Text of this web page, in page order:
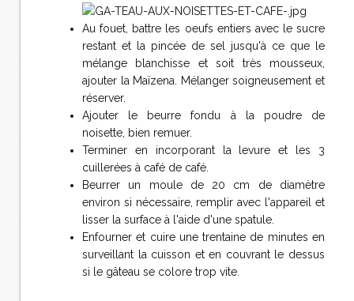
Au fouet, battre les oeufs entiers avec le sucre
restant et la pincée de sel jusqu'à ce que le
mélange blanchisse et soit très mousseux,
ajouter la Maïzena. Mélanger soigneusement et
réserver.
Ajouter le beurre fondu à la poudre de
noisette, bien remuer.
Terminer en incorporant la levure et les 3
cuillerées à café de café.
Beurrer un moule de 20 cm de diamètre
environ si nécessaire, remplir avec l'appareil et
lisser la surface à l'aide d'une spatule.
Enfourner et cuire une trentaine de minutes en
surveillant la cuisson et en couvrant le dessus
si le gâteau se colore trop vite.